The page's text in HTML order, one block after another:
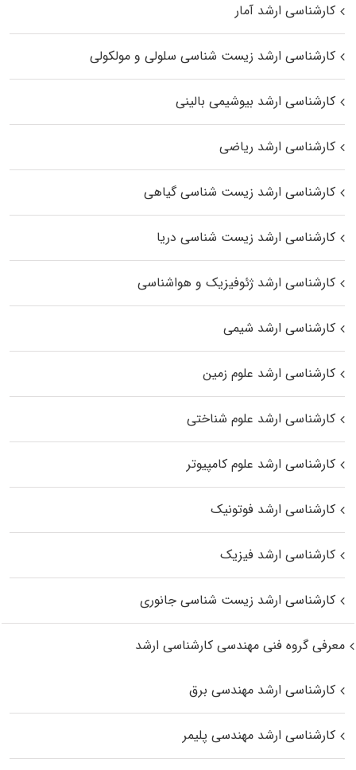
کارشناسی ارشد آمار
کارشناسی ارشد زیست شناسی سلولی و مولکولی
کارشناسی ارشد بیوشیمی بالینی
کارشناسی ارشد ریاضی
کارشناسی ارشد زیست‌ شناسی گیاهی
کارشناسی ارشد زیست‌ شناسی دریا
کارشناسی ارشد ژئوفیزیک و هواشناسی
کارشناسی ارشد شیمی
کارشناسی ارشد علوم زمین
کارشناسی ارشد علوم شناختی
کارشناسی ارشد علوم کامپیوتر
کارشناسی ارشد فوتونیک
کارشناسی ارشد فیزیک
کارشناسی ارشد زیست‌ شناسی جانوری
معرفی گروه فنی مهندسی کارشناسی ارشد
کارشناسی ارشد مهندسی برق
کارشناسی ارشد مهندسی پلیمر